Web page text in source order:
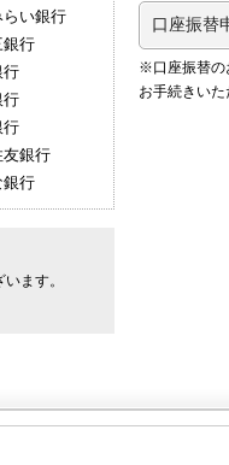
らい銀行
銀行
行
行
行
友銀行
銀行
ます。
口座振替
※口座振替の
お手続きい